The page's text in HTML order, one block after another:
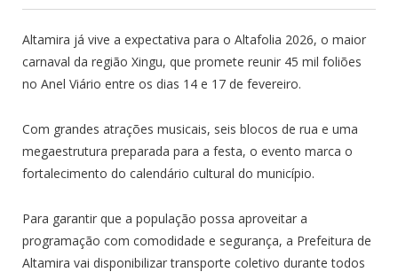
Altamira já vive a expectativa para o Altafolia 2026, o maior
carnaval da região Xingu, que promete reunir 45 mil foliões
no Anel Viário entre os dias 14 e 17 de fevereiro.
Com grandes atrações musicais, seis blocos de rua e uma
megaestrutura preparada para a festa, o evento marca o
fortalecimento do calendário cultural do município.
Para garantir que a população possa aproveitar a
programação com comodidade e segurança, a Prefeitura de
Altamira vai disponibilizar transporte coletivo durante todos